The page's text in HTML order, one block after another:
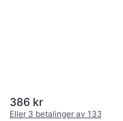
386 kr
Eller 3 betalinger av 133 kr